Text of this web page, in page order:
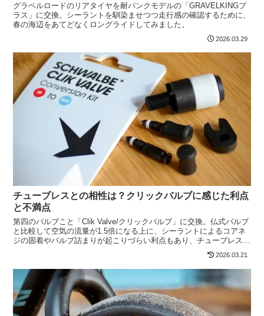
グラベルロードのリアタイヤを耐パンクモデルの「GRAVELKINGプ
ラス」に交換。シーラントを馴染ませつつ走行感の確認するために、
春の海辺をあてどなくロングライドしてみました。
2026.03.29
チューブレスとの相性は？クリックバルブに感じた利点
と不満点
第四のバルブこと「Clik Valve/クリックバルブ」に交換。仏式バルブ
と比較して空気の流量が1.5倍になる上に、シーラントによるコアネ
ジの固着やバルブ詰まりが起こりづらい利点もあり、チューブレス派
2026.03.21